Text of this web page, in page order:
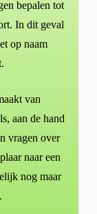
bepalen tot
In dit geval
op naam
van
aan de hand
vragen over
naar een
nog maar